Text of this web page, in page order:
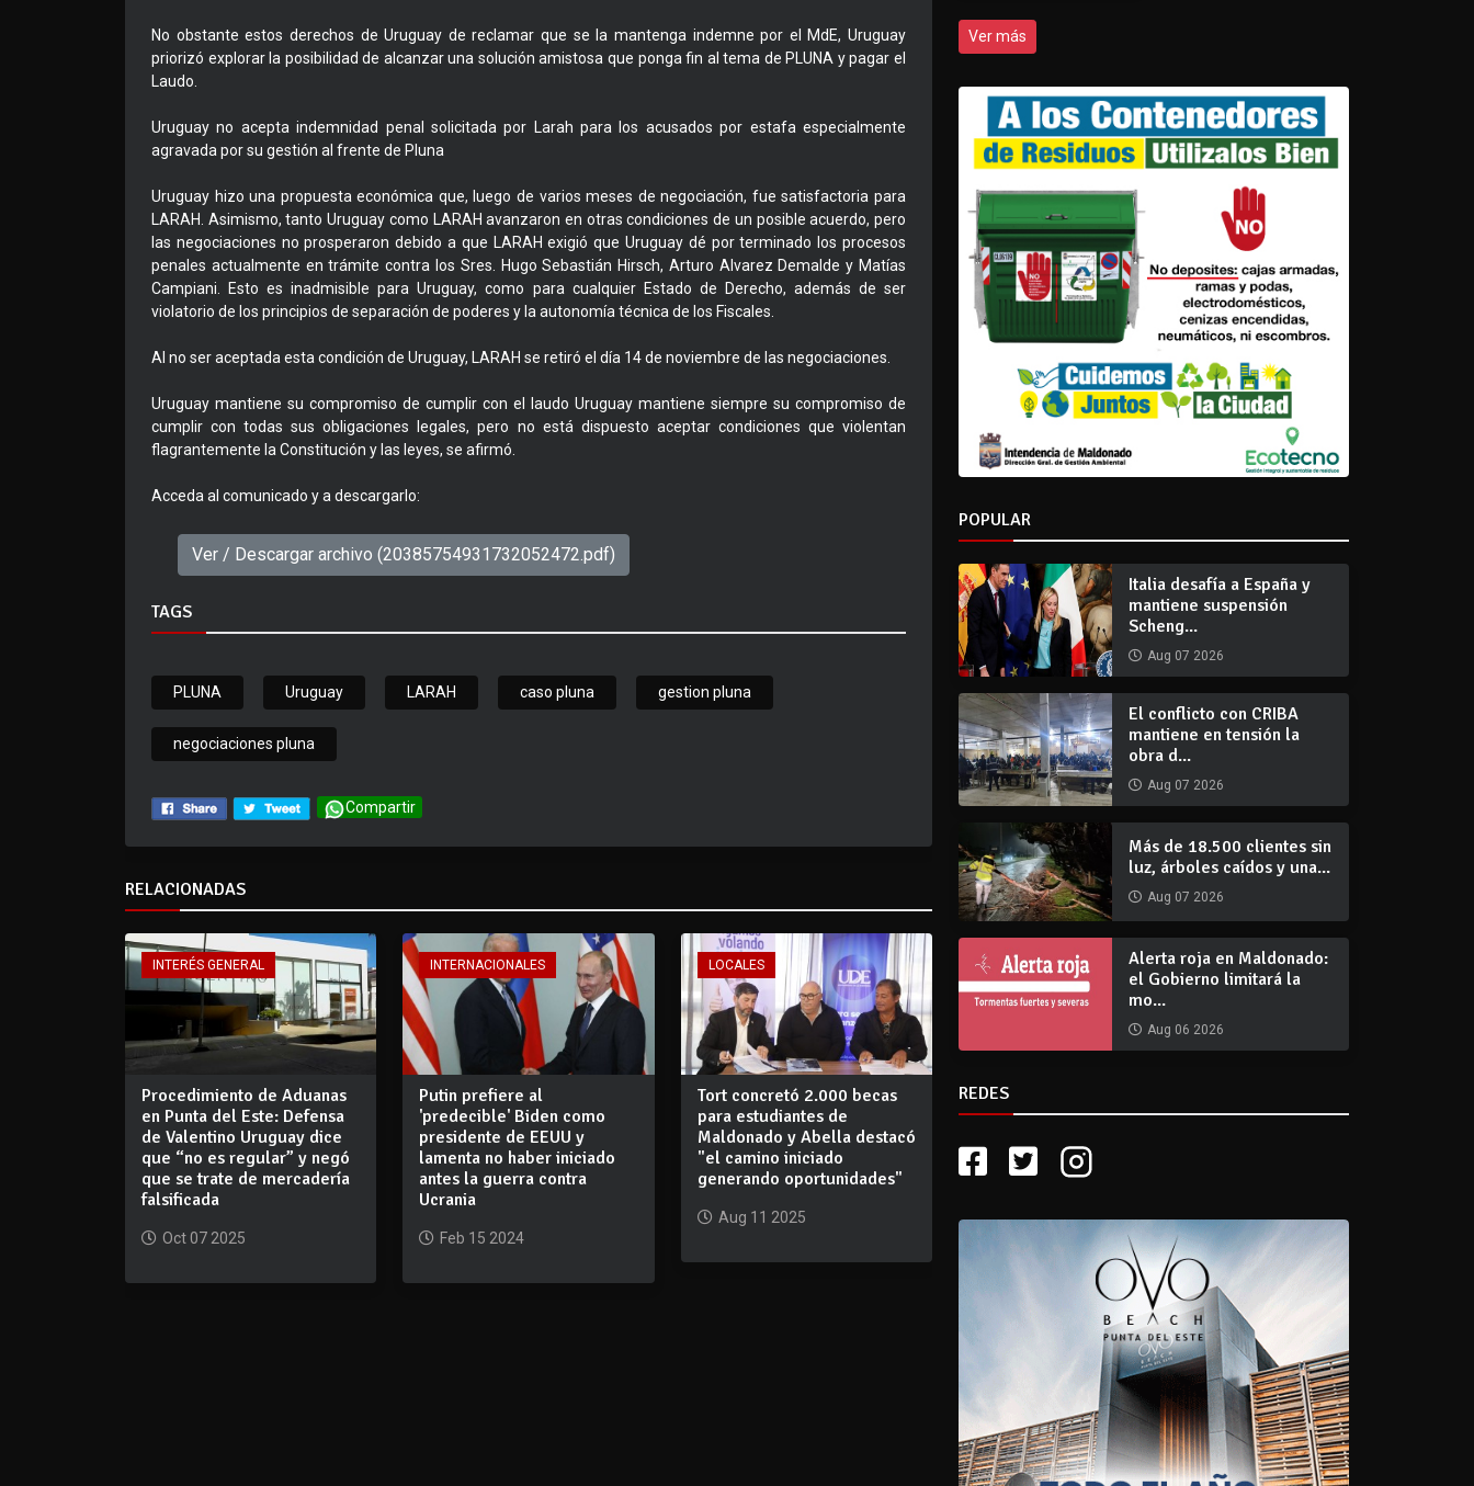
No obstante estos derechos de Uruguay de reclamar que se la mantenga indemne por el MdE, Uruguay
priorizó explorar la posibilidad de alcanzar una solución amistosa que ponga fin al tema de PLUNA y pagar el
Laudo.
Uruguay no acepta indemnidad penal solicitada por Larah para los acusados por estafa especialmente
agravada por su gestión al frente de Pluna
Uruguay hizo una propuesta económica que, luego de varios meses de negociación, fue satisfactoria para
LARAH. Asimismo, tanto Uruguay como LARAH avanzaron en otras condiciones de un posible acuerdo, pero
las negociaciones no prosperaron debido a que LARAH exigió que Uruguay dé por terminado los procesos
penales actualmente en trámite contra los Sres. Hugo Sebastián Hirsch, Arturo Alvarez Demalde y Matías
Campiani. Esto es inadmisible para Uruguay, como para cualquier Estado de Derecho, además de ser
violatorio de los principios de separación de poderes y la autonomía técnica de los Fiscales.
Al no ser aceptada esta condición de Uruguay, LARAH se retiró el día 14 de noviembre de las negociaciones.
Uruguay mantiene su compromiso de cumplir con el laudo Uruguay mantiene siempre su compromiso de
cumplir con todas sus obligaciones legales, pero no está dispuesto aceptar condiciones que violentan
flagrantemente la Constitución y las leyes, se afirmó.
Acceda al comunicado y a descargarlo:
Ver / Descargar archivo (20385754931732052472.pdf)
TAGS
PLUNA Uruguay LARAH caso pluna gestion pluna
negociaciones pluna
Compartir
RELACIONADAS
INTERÉS GENERAL
Procedimiento de Aduanas
en Punta del Este: Defensa
de Valentino Uruguay dice
que “no es regular” y negó
que se trate de mercadería
falsificada
Oct 07 2025
INTERNACIONALES
Putin prefiere al
'predecible' Biden como
presidente de EEUU y
lamenta no haber iniciado
antes la guerra contra
Ucrania
Feb 15 2024
LOCALES
Tort concretó 2.000 becas
para estudiantes de
Maldonado y Abella destacó
"el camino iniciado
generando oportunidades"
Aug 11 2025
Ver más
POPULAR
Italia desafía a España y
mantiene suspensión
Scheng...
Aug 07 2026
El conflicto con CRIBA
mantiene en tensión la
obra d...
Aug 07 2026
Más de 18.500 clientes sin
luz, árboles caídos y una...
Aug 07 2026
Alerta roja en Maldonado:
el Gobierno limitará la
mo...
Aug 06 2026
REDES